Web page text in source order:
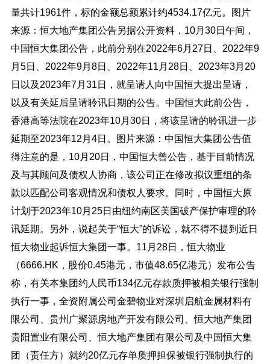
量共计1961件，标的金额总额累计约4534.17亿元。图片
来源：恒大地产集团公告另据公开资料，10月30日午间，
中国恒大集团公告，此前分别在2022年6月27日、2022年9
月5日、2022年9月8日、2022年11月28日、2023年3月20
日以及2023年7月31日，就呈请人向中国恒大提出呈请，
以及有关延后呈请聆讯日期的公告。中国恒大此前公告，
香港高等法院在2023年10月30日，将该呈请的聆讯进一步
延期至2023年12月4日。图片来源：中国恒大集团公告值
得注意的是，10月20日，中国恒大曾公告，基于目前情况
及与其顾问及债权人协商，该公司正在修改拟议重组的条
款以匹配公司客观情况和债权人要求。同时，中国恒大原
计划于2023年10月25日由纽约南区美国破产保护审理的聆
讯延期。另外，说起关于“恒大”的诉讼，就不得不提到近日
恒大物业起诉恒大集团一事。11月28日，恒大物业
（6666.HK，股价0.45港元，市值48.65亿港元）发布公告
称，有关本集团约人民币134亿元存款质押被相关银行强制
执行一事，全资附属公司金碧物业对深圳启航金属材料有
限公司、贵州广聚源房地产开发有限公司、恒大地产集团
贵阳置业有限公司、恒大地产集团有限公司及中国恒大集
团（责任方）就约20亿元存单质押担保被银行强制执行的